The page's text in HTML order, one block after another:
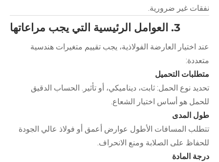
نفقات غير ضرورية.
3. العوامل الرئيسية التي يجب مراعاتها
عند اختيار العارضة الفولاذية، يجب تقييم متغيرات هندسية
متعددة:
متطلبات التحميل
تحديد نوع الحمل: ثابت، ديناميكي، أو تأثير. الحساب الدقيق
للحمل هو أساس اختيار الشعاع.
طول المدى
تتطلب المسافات الأطول عوارض أعمق أو فولاذ عالي الجودة
للحفاظ على الصلابة ومنع الانحراف.
درجة المادة